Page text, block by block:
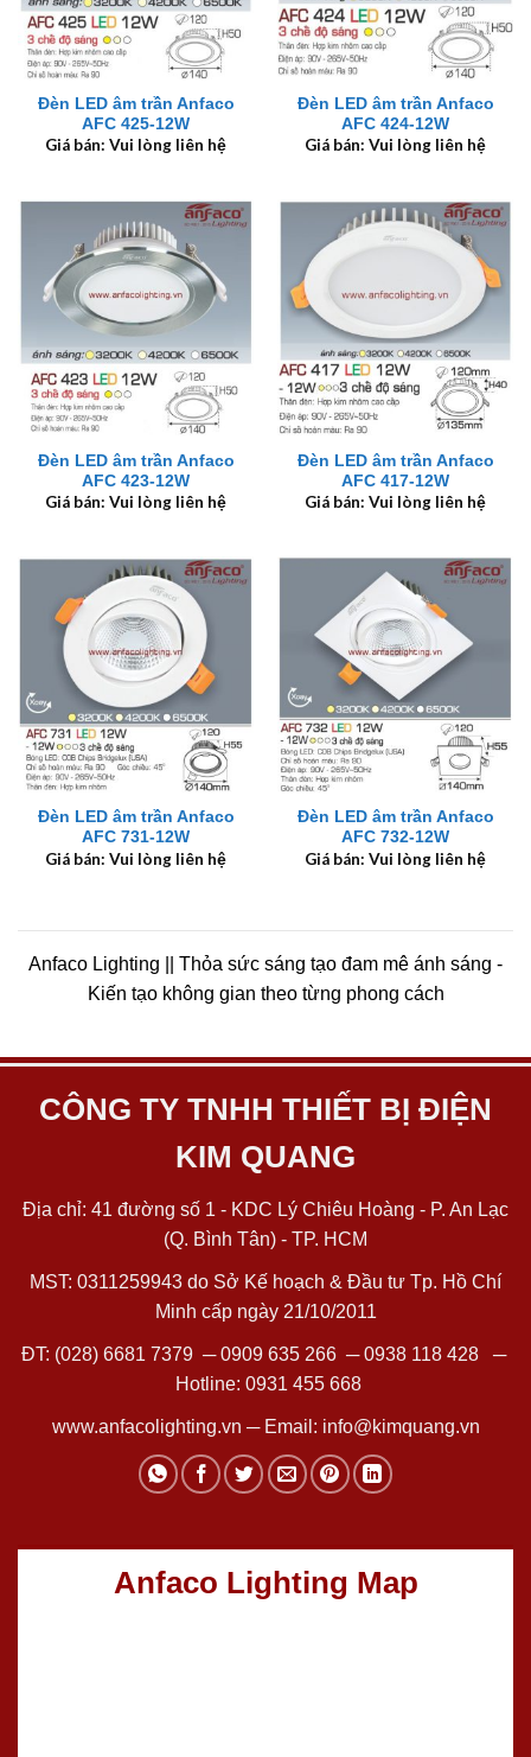
Đèn LED âm trần Anfaco
AFC 425-12W
Giá bán: Vui lòng liên hệ
Đèn LED âm trần Anfaco
AFC 424-12W
Giá bán: Vui lòng liên hệ
Đèn LED âm trần Anfaco
AFC 423-12W
Giá bán: Vui lòng liên hệ
Đèn LED âm trần Anfaco
AFC 417-12W
Giá bán: Vui lòng liên hệ
Đèn LED âm trần Anfaco
AFC 731-12W
Giá bán: Vui lòng liên hệ
Đèn LED âm trần Anfaco
AFC 732-12W
Giá bán: Vui lòng liên hệ
Anfaco Lighting || Thỏa sức sáng tạo đam mê ánh sáng -
Kiến tạo không gian theo từng phong cách
CÔNG TY TNHH THIẾT BỊ ĐIỆN
KIM QUANG
Địa chỉ: 41 đường số 1 - KDC Lý Chiêu Hoàng - P. An Lạc
(Q. Bình Tân) - TP. HCM
MST: 0311259943 do Sở Kế hoạch & Đầu tư Tp. Hồ Chí
Minh cấp ngày 21/10/2011
ĐT: (028) 6681 7379 ─0909 635 266─0938 118 428─
Hotline: 0931 455 668
www.anfacolighting.vn ─ Email: info@kimquang.vn
Anfaco Lighting Map